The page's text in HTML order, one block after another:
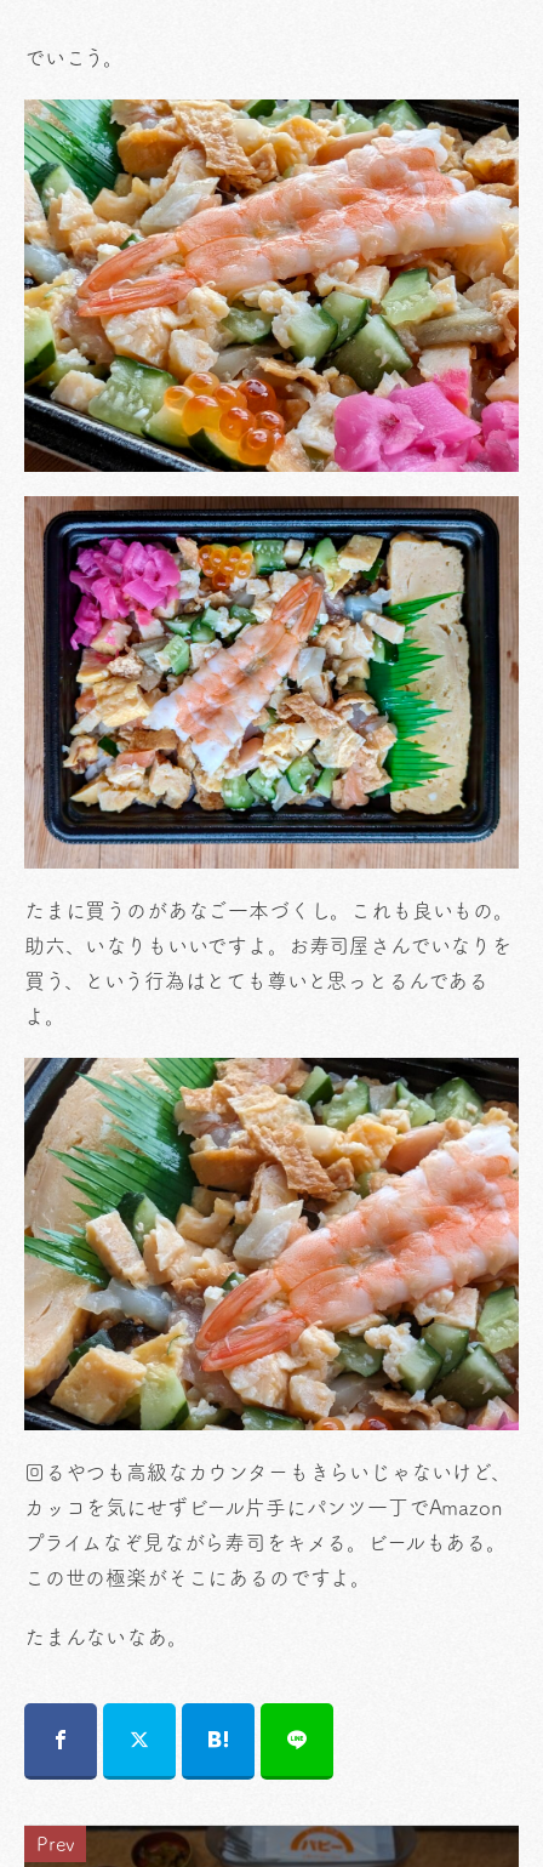
でいこう。
たまに買うのがあなご一本づくし。これも良いもの。
助六、いなりもいいですよ。お寿司屋さんでいなりを
買う、という行為はとても尊いと思っとるんである
よ。
回るやつも高級なカウンターもきらいじゃないけど、
カッコを気にせずビール片手にパンツ一丁でAmazon
プライムなぞ見ながら寿司をキメる。ビールもある。
この世の極楽がそこにあるのですよ。
たまんないなあ。
Prev